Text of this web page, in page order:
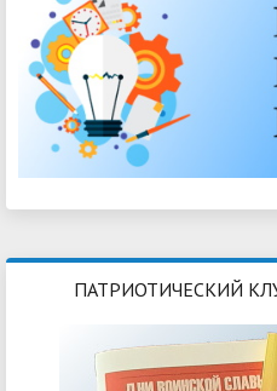
ПАТРИОТИЧЕСКИЙ